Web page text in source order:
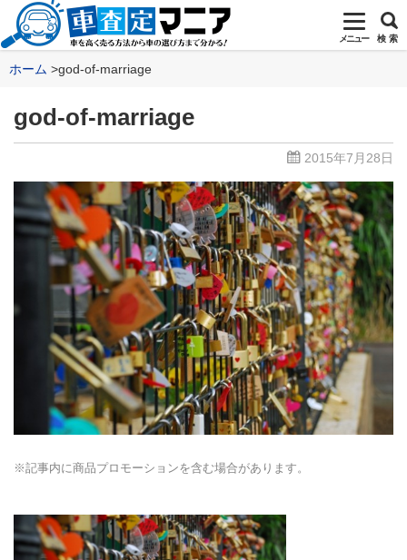
メニュー 検 索
ホーム god-of-marriage
god-of-marriage
2015年7月28日
※記事内に商品プロモーションを含む場合があります。